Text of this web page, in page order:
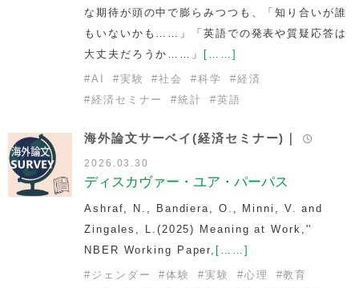
な期待が頭の中で膨らみつつも、「知り合いが誰
もいないかも……」「英語での発表や質疑応答は
大丈夫だろうか……」 [……]
#AI #実験 #社会 #科学 #経済
#経済セミナー #統計 #英語
海外論文サーベイ(経済セミナー)｜
2026.03.30
ディスカヴァー・ユア・パーパス
Ashraf, N., Bandiera, O., Minni, V. and
Zingales, L.(2025) Meaning at Work,''
NBER Working Paper, [……]
# ジェンダー #体験 #実験 #心理 #教育